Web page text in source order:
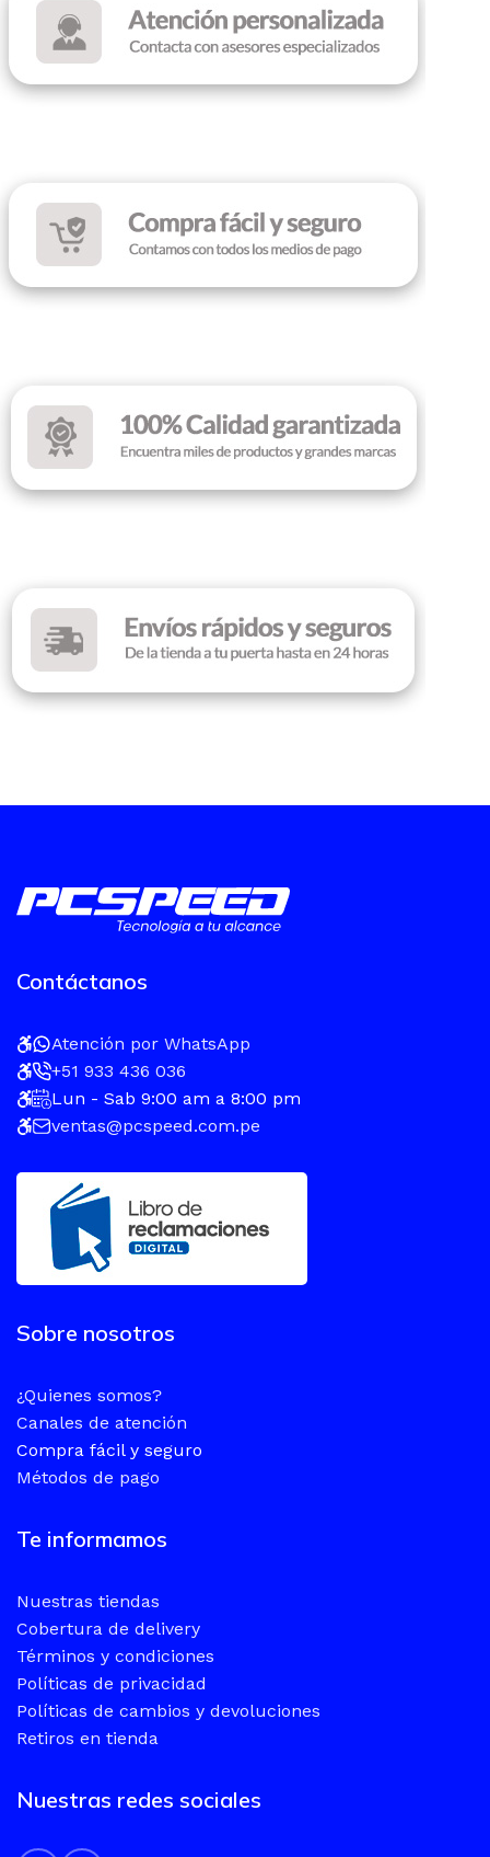
Contáctanos
Atención por WhatsApp
+51 933 436 036
Lun - Sab 9:00 am a 8:00 pm
ventas@pcspeed.com.pe
Sobre nosotros
¿Quienes somos?
Canales de atención
Compra fácil y seguro
Métodos de pago
Te informamos
Nuestras tiendas
Cobertura de delivery
Términos y condiciones
Políticas de privacidad
Políticas de cambios y devoluciones
Retiros en tienda
Nuestras redes sociales